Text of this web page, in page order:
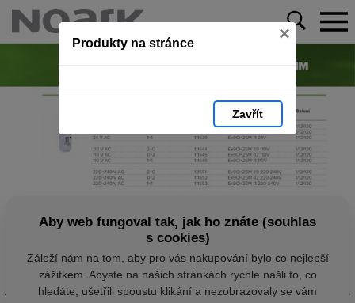
Produkty na stránce ×
Zavřít
Aby web fungoval tak, jak ho znáte (souhlas
s cookies)
Záleží nám na tom, aby pro vás nakupování bylo co nejlepší
zážitkem. Abyste na našich stránkách rychle našli to, co
hledáte, ušetřili spoustu klikání a nezobrazovaly se vám